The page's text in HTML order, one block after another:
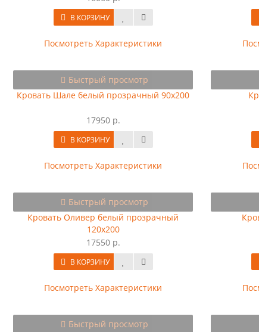
В КОРЗИНУ
Посмотреть Характеристики
Быстрый просмотр
Кровать Шале белый прозрачный 90х200
17950 р.
В КОРЗИНУ
Посмотреть Характеристики
Быстрый просмотр
Кровать Оливер белый прозрачный
120х200
17550 р.
В КОРЗИНУ
Посмотреть Характеристики
Быстрый просмотр